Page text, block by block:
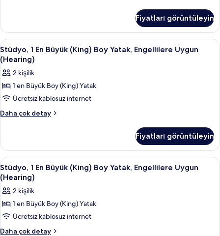
için
tüm
fotoğrafları
görün
Engellilere
Uygun
(Mobility,
Transfer
Shower)
hakkında
daha
detay
Fiyatları görüntüleyin
Stüdyo,
1
En
Büyük
(King)
Boy
Yatak,
(Hearing)
için
tüm
fotoğrafları
görün
Kaliteli yatak takımı, kuştüyü
4
Stüdyo, 1 En Büyük (King) Boy Yatak, Engellilere Uygun
(Hearing)
2 kişilik
1 en Büyük Boy (King) Yatak
Ücretsiz kablosuz internet
Daha çok detay
Stüdyo,
(King)
Boy
Yatak,
Engellilere
Uygun
(Hearing)
hakkında
fazla
detay
Fiyatları görüntüleyin
Stüdyo,
1
En
Büyük
(King)
Boy
Yatak,
Kaliteli yatak takımı, kuştüyü
4
Stüdyo, 1 En Büyük (King) Boy Yatak, Engellilere Uygun
(Hearing)
2 kişilik
1 en Büyük Boy (King) Yatak
Ücretsiz kablosuz internet
Daha çok detay
Stüdyo,